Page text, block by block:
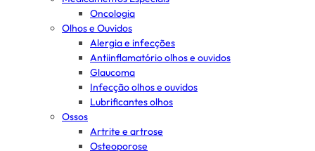
Oncologia
Olhos e Ouvidos
Alergia e infecções
Antiinflamatório olhos e ouvidos
Glaucoma
Infecção olhos e ouvidos
Lubrificantes olhos
Ossos
Artrite e artrose
Osteoporose